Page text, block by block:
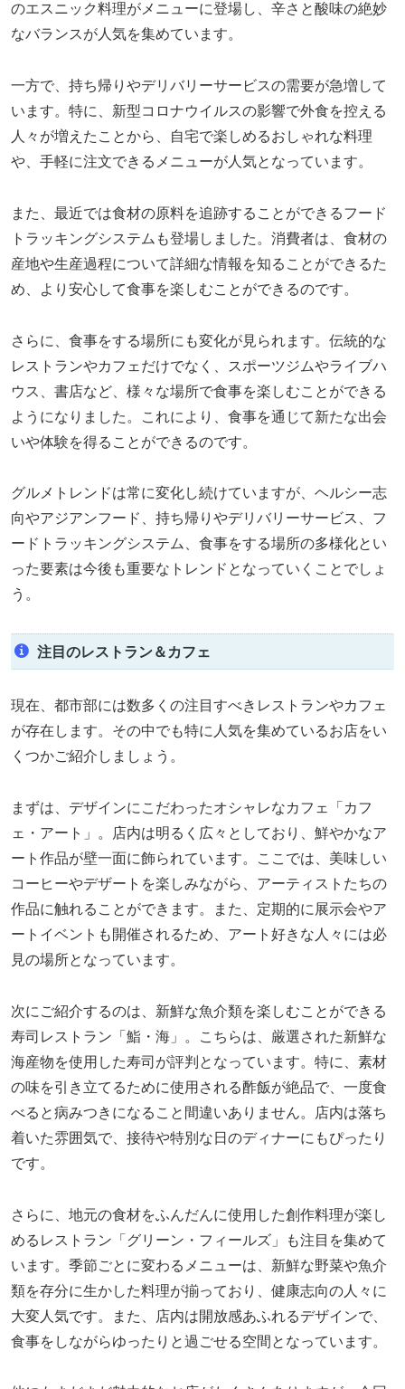
のエスニック料理がメニューに登場し、辛さと酸味の絶妙
なバランスが人気を集めています。
一方で、持ち帰りやデリバリーサービスの需要が急増して
います。特に、新型コロナウイルスの影響で外食を控える
人々が増えたことから、自宅で楽しめるおしゃれな料理
や、手軽に注文できるメニューが人気となっています。
また、最近では食材の原料を追跡することができるフード
トラッキングシステムも登場しました。消費者は、食材の
産地や生産過程について詳細な情報を知ることができるた
め、より安心して食事を楽しむことができるのです。
さらに、食事をする場所にも変化が見られます。伝統的な
レストランやカフェだけでなく、スポーツジムやライブハ
ウス、書店など、様々な場所で食事を楽しむことができる
ようになりました。これにより、食事を通じて新たな出会
いや体験を得ることができるのです。
グルメトレンドは常に変化し続けていますが、ヘルシー志
向やアジアンフード、持ち帰りやデリバリーサービス、フ
ードトラッキングシステム、食事をする場所の多様化とい
った要素は今後も重要なトレンドとなっていくことでしょ
う。
注目のレストラン＆カフェ
現在、都市部には数多くの注目すべきレストランやカフェ
が存在します。その中でも特に人気を集めているお店をい
くつかご紹介しましょう。
まずは、デザインにこだわったオシャレなカフェ「カフ
ェ・アート」。店内は明るく広々としており、鮮やかなア
ート作品が壁一面に飾られています。ここでは、美味しい
コーヒーやデザートを楽しみながら、アーティストたちの
作品に触れることができます。また、定期的に展示会やア
ートイベントも開催されるため、アート好きな人々には必
見の場所となっています。
次にご紹介するのは、新鮮な魚介類を楽しむことができる
寿司レストラン「鮨・海」。こちらは、厳選された新鮮な
海産物を使用した寿司が評判となっています。特に、素材
の味を引き立てるために使用される酢飯が絶品で、一度食
べると病みつきになること間違いありません。店内は落ち
着いた雰囲気で、接待や特別な日のディナーにもぴったり
です。
さらに、地元の食材をふんだんに使用した創作料理が楽し
めるレストラン「グリーン・フィールズ」も注目を集めて
います。季節ごとに変わるメニューは、新鮮な野菜や魚介
類を存分に生かした料理が揃っており、健康志向の人々に
大変人気です。また、店内は開放感あふれるデザインで、
食事をしながらゆったりと過ごせる空間となっています。